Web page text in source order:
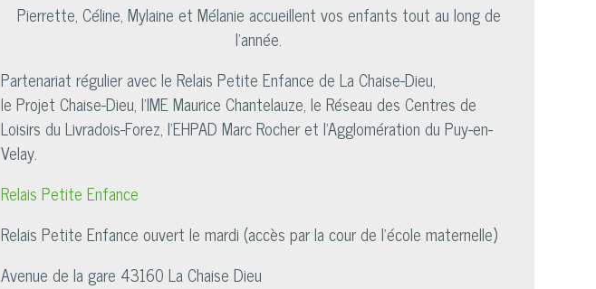
Pierrette, Céline, Mylaine et Mélanie accueillent vos enfants tout au long de
l'année.
Partenariat régulier avec le Relais Petite Enfance de La Chaise-Dieu,
le Projet Chaise-Dieu, l'IME Maurice Chantelauze, le Réseau des Centres de
Loisirs du Livradois-Forez, l'EHPAD Marc Rocher et l'Agglomération du Puy-en-
Velay.
Relais Petite Enfance
Relais Petite Enfance ouvert le mardi (accès par la cour de l'école maternelle)
Avenue de la gare 43160 La Chaise Dieu